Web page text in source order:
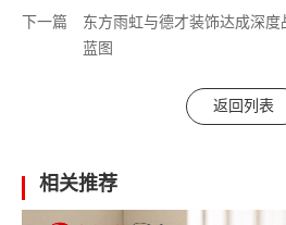
下一篇
东方雨虹与德才装饰达成深
蓝图
返回列表
相关推荐